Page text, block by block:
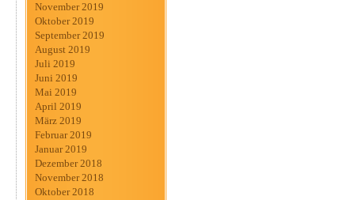
November 2019
Oktober 2019
September 2019
August 2019
Juli 2019
Juni 2019
Mai 2019
April 2019
März 2019
Februar 2019
Januar 2019
Dezember 2018
November 2018
Oktober 2018